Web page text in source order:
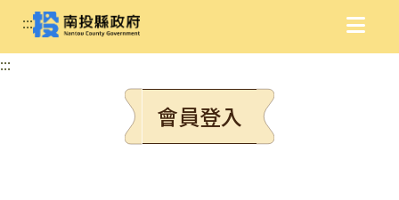
:::
:::
會員登入